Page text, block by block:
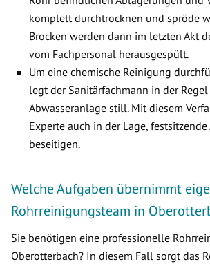
komplett durchtrocknen und spröde
Brocken werden dann im letzten Akt
vom Fachpersonal herausgespült.
Um eine chemische Reinigung
legt der Sanitärfachmann in der
Abwasseranlage still. Mit diesem
Experte auch in der Lage,
beseitigen.
Welche Aufgaben übernimmt
Rohrreinigungsteam in
Sie benötigen eine professionelle
Oberotterbach? In diesem Fall sorgt das